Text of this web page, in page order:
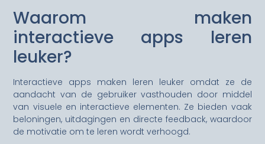
Waarom maken
interactieve apps leren
leuker?
Interactieve apps maken leren leuker omdat ze de
aandacht van de gebruiker vasthouden door middel
van visuele en interactieve elementen. Ze bieden vaak
beloningen, uitdagingen en directe feedback, waardoor
de motivatie om te leren wordt verhoogd.